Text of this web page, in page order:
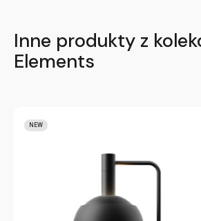
Inne produkty z
Elements
NEW